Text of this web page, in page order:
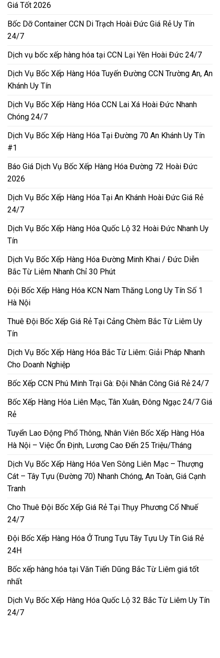
Giá Tốt 2026
Bốc Dỡ Container CCN Di Trạch Hoài Đức Giá Rẻ Uy Tín
24/7
Dịch vụ bốc xếp hàng hóa tại CCN Lại Yên Hoài Đức 24/7
Dịch Vụ Bốc Xếp Hàng Hóa Tuyến Đường CCN Trường An, An
Khánh Uy Tín
Dịch Vụ Bốc Xếp Hàng Hóa CCN Lai Xá Hoài Đức Nhanh
Chóng 24/7
Dịch Vụ Bốc Xếp Hàng Hóa Tại Đường 70 An Khánh Uy Tín
#1
Báo Giá Dịch Vụ Bốc Xếp Hàng Hóa Đường 72 Hoài Đức
2026
Dịch Vụ Bốc Xếp Hàng Hóa Tại An Khánh Hoài Đức Giá Rẻ
24/7
Dịch Vụ Bốc Xếp Hàng Hóa Quốc Lộ 32 Hoài Đức Nhanh Uy
Tín
Dịch Vụ Bốc Xếp Hàng Hóa Đường Minh Khai / Đức Diễn
Bắc Từ Liêm Nhanh Chỉ 30 Phút
Đội Bốc Xếp Hàng Hóa KCN Nam Thăng Long Uy Tín Số 1
Hà Nội
Thuê Đội Bốc Xếp Giá Rẻ Tại Cảng Chèm Bắc Từ Liêm Uy
Tín
Dịch Vụ Bốc Xếp Hàng Hóa Bắc Từ Liêm: Giải Pháp Nhanh
Cho Doanh Nghiệp
Bốc Xếp CCN Phú Minh Trại Gà: Đội Nhân Công Giá Rẻ 24/7
Bốc Xếp Hàng Hóa Liên Mạc, Tân Xuân, Đông Ngạc 24/7 Giá
Rẻ
Tuyển Lao Động Phổ Thông, Nhân Viên Bốc Xếp Hàng Hóa
Hà Nội – Việc Ổn Định, Lương Cao Đến 25 Triệu/Tháng
Dịch Vụ Bốc Xếp Hàng Hóa Ven Sông Liên Mạc – Thượng
Cát – Tây Tựu (Đường 70) Nhanh Chóng, An Toàn, Giá Cạnh
Tranh
Cho Thuê Đội Bốc Xếp Giá Rẻ Tại Thụy Phương Cổ Nhuế
24/7
Đội Bốc Xếp Hàng Hóa Ở Trung Tựu Tây Tựu Uy Tín Giá Rẻ
24H
Bốc xếp hàng hóa tại Văn Tiến Dũng Bắc Từ Liêm giá tốt
nhất
Dịch Vụ Bốc Xếp Hàng Hóa Quốc Lộ 32 Bắc Từ Liêm Uy Tín
24/7